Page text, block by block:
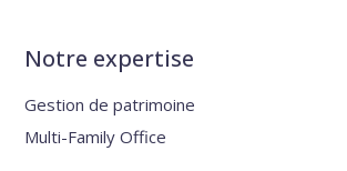
Notre expertise
Gestion de patrimoine
Multi-Family Office